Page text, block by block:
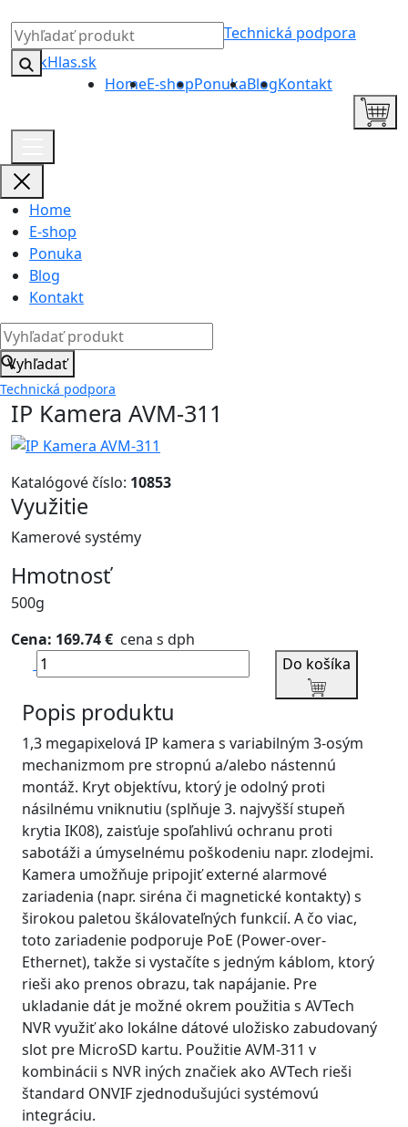
Technická podpora
HomeE-shopPonukaBlogKontakt
Home
E-shop
Ponuka
Blog
Kontakt
Vyhľadať
Technická podpora
IP Kamera AVM-311
Katalógové číslo: 10853
Využitie
Kamerové systémy
Hmotnosť
500g
Cena: 169.74 € cena s dph
Do košíka
Popis produktu
1,3 megapixelová IP kamera s variabilným 3-osým
mechanizmom pre stropnú a/alebo nástennú
montáž. Kryt objektívu, ktorý je odolný proti
násilnému vniknutiu (splňuje 3. najvyšší stupeň
krytia IK08), zaisťuje spoľahlivú ochranu proti
sabotáži a úmyselnému poškodeniu napr. zlodejmi.
Kamera umožňuje pripojiť externé alarmové
zariadenia (napr. siréna či magnetické kontakty) s
širokou paletou škálovateľných funkcií. A čo viac,
toto zariadenie podporuje PoE (Power-over-
Ethernet), takže si vystačíte s jedným káblom, ktorý
rieši ako prenos obrazu, tak napájanie. Pre
ukladanie dát je možné okrem použitia s AVTech
NVR využiť ako lokálne dátové uložisko zabudovaný
slot pre MicroSD kartu. Použitie AVM-311 v
kombinácii s NVR iných značiek ako AVTech rieši
štandard ONVIF zjednodušujúci systémovú
integráciu.